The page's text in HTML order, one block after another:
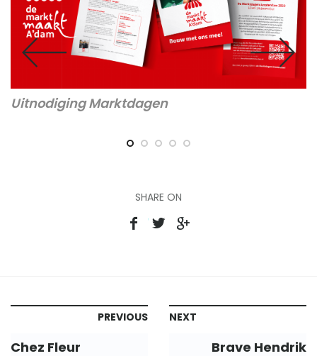
Uitnodiging Marktdagen
SHARE ON
PREVIOUS
Chez Fleur
NEXT
Brave Hendrik